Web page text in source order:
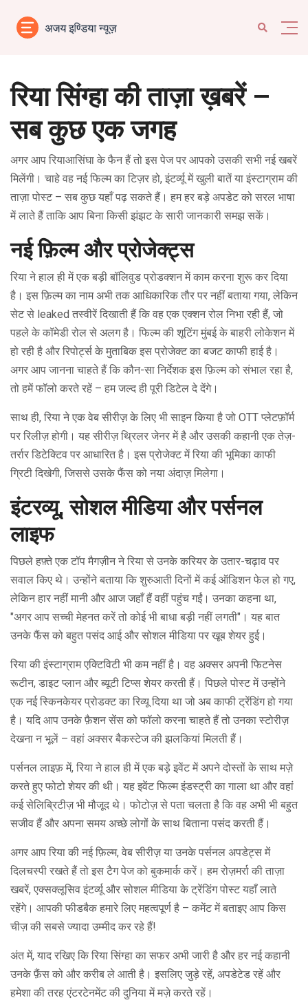
रिया सिंग्हा की ताज़ा ख़बरें –
सब कुछ एक जगह
अगर आप रियाआसिंघा के फैन हैं तो इस पेज पर आपको उसकी सभी नई खबरें
मिलेंगी। चाहे वह नई फिल्म का टिज़र हो, इंटर्व्यू में खुली बातें या इंस्टाग्राम की
ताज़ा पोस्ट – सब कुछ यहाँ पढ़ सकते हैं। हम हर बड़े अपडेट को सरल भाषा
में लाते हैं ताकि आप बिना किसी झंझट के सारी जानकारी समझ सकें।
नई फ़िल्म और प्रोजेक्ट्स
रिया ने हाल ही में एक बड़ी बॉलिवुड प्रोडक्शन में काम करना शुरू कर दिया
है। इस फ़िल्म का नाम अभी तक आधिकारिक तौर पर नहीं बताया गया, लेकिन
सेट से leaked तस्वीरें दिखाती हैं कि वह एक एक्शन रोल निभा रही हैं, जो
पहले के कॉमेडी रोल से अलग है। फिल्म की शूटिंग मुंबई के बाहरी लोकेशन में
हो रही है और रिपोर्ट्स के मुताबिक इस प्रोजेक्ट का बजट काफी हाई है।
अगर आप जानना चाहते हैं कि कौन-सा निर्देशक इस फ़िल्म को संभाल रहा है,
तो हमें फॉलो करते रहें – हम जल्द ही पूरी डिटेल दे देंगे।
साथ ही, रिया ने एक वेब सीरीज़ के लिए भी साइन किया है जो OTT प्लेटफ़ॉर्म
पर रिलीज़ होगी। यह सीरीज़ थ्रिलर जेनर में है और उसकी कहानी एक तेज़-
तर्रार डिटेक्टिव पर आधारित है। इस प्रोजेक्ट में रिया की भूमिका काफी
ग्रिटी दिखेगी, जिससे उसके फैंस को नया अंदाज़ मिलेगा।
इंटरव्यू, सोशल मीडिया और पर्सनल
लाइफ
पिछले हफ़्ते एक टॉप मैगज़ीन ने रिया से उनके करियर के उतार-चढ़ाव पर
सवाल किए थे। उन्होंने बताया कि शुरुआती दिनों में कई ऑडिशन फेल हो गए,
लेकिन हार नहीं मानी और आज जहाँ हैं वहीं पहुंच गईं। उनका कहना था,
"अगर आप सच्ची मेहनत करें तो कोई भी बाधा बड़ी नहीं लगती"। यह बात
उनके फैंस को बहुत पसंद आई और सोशल मीडिया पर खूब शेयर हुई।
रिया की इंस्टाग्राम एक्टिविटी भी कम नहीं है। वह अक्सर अपनी फिटनेस
रूटीन, डाइट प्लान और ब्यूटी टिप्स शेयर करती हैं। पिछले पोस्ट में उन्होंने
एक नई स्किनकेयर प्रोडक्ट का रिव्यू दिया था जो अब काफी ट्रेंडिंग हो गया
है। यदि आप उनके फ़ैशन सेंस को फॉलो करना चाहते हैं तो उनका स्टोरीज़
देखना न भूलें – वहां अक्सर बैकस्टेज की झलकियां मिलती हैं।
पर्सनल लाइफ़ में, रिया ने हाल ही में एक बड़े इवेंट में अपने दोस्तों के साथ मज़े
करते हुए फोटो शेयर की थी। यह इवेंट फिल्म इंडस्ट्री का गाला था और वहां
कई सेलिब्रिटीज़ भी मौजूद थे। फोटोज़ से पता चलता है कि वह अभी भी बहुत
सजीव हैं और अपना समय अच्छे लोगों के साथ बिताना पसंद करती हैं।
अगर आप रिया की नई फ़िल्म, वेब सीरीज़ या उनके पर्सनल अपडेट्स में
दिलचस्पी रखते हैं तो इस टैग पेज को बुकमार्क करें। हम रोज़मर्रा की ताज़ा
खबरें, एक्सक्लूसिव इंटर्व्यू और सोशल मीडिया के ट्रेंडिंग पोस्ट यहाँ लाते
रहेंगे। आपकी फीडबैक हमारे लिए महत्वपूर्ण है – कमेंट में बताइए आप किस
चीज़ की सबसे ज्यादा उम्मीद कर रहे हैं!
अंत में, याद रखिए कि रिया सिंग्हा का सफर अभी जारी है और हर नई कहानी
उनके फ़ैंस को और करीब ले आती है। इसलिए जुड़े रहें, अपडेटेड रहें और
हमेशा की तरह एंटरटेनमेंट की दुनिया में मज़े करते रहें।